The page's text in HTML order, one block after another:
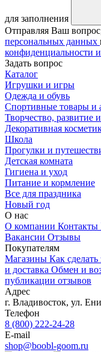
для заполнения
Отправляя Ваш
персональных данных
конфиденциальности
Задать вопрос
Каталог
Игрушки и игры
Одежда и обувь
Спортивные товары и
Творчество, развитие
Декоративная
Школа
Прогулки и
Детская комната
Гигиена и уход
Питание и кормление
Все для праздника
Новый год
О нас
О компании Контакты
Вакансии Отзывы
Покупателям
Магазины Как сделать
и доставка Обмен и
публикации отзывов
Адрес
г. Владивосток, ул.
Телефон
8 (800) 222-24-28
E-mail
shop@boobl-goom.ru